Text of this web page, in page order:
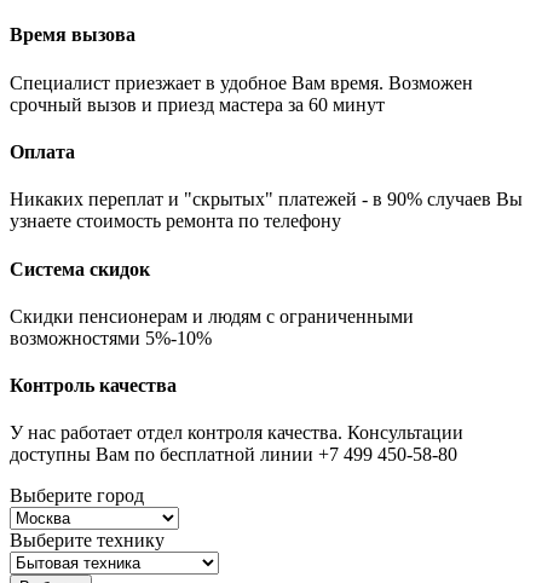
Время вызова
Специалист приезжает в удобное Вам время. Возможен
срочный вызов и приезд мастера за 60 минут
Оплата
Никаких переплат и "скрытых" платежей - в 90% случаев Вы
узнаете стоимость ремонта по телефону
Система скидок
Скидки пенсионерам и людям с ограниченными
возможностями 5%-10%
Контроль качества
У нас работает отдел контроля качества. Консультации
доступны Вам по бесплатной линии +7 499 450-58-80
Выберите город
Выберите технику